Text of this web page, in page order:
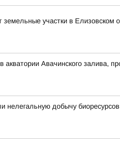
участки в Елизовском
Авачинского залива,
нелегальную добычу биоресурсов